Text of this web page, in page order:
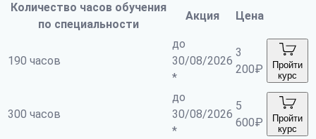
Количество часов обучения
по специальности
Акция Цена
190 часов
до
30/08/2026
*
3
200₽
Пройти
курс
300 часов
до
30/08/2026
*
5
600₽
Пройти
курс